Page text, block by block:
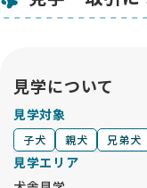
ブリーダーさん紹介の
ただ可愛い子犬を売
真剣に考えてつない
まで大切に考えたい方
す。心から感謝してい
見学について
見学対象
子犬 親犬 兄弟犬
見学エリア